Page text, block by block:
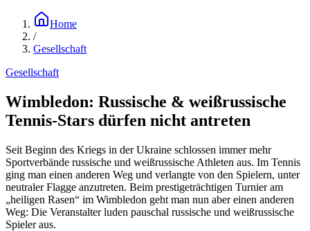
Home
/
Gesellschaft
Gesellschaft
Wimbledon: Russische & weißrussische
Tennis-Stars dürfen nicht antreten
Seit Beginn des Kriegs in der Ukraine schlossen immer mehr
Sportverbände russische und weißrussische Athleten aus. Im Tennis
ging man einen anderen Weg und verlangte von den Spielern, unter
neutraler Flagge anzutreten. Beim prestigeträchtigen Turnier am
„heiligen Rasen“ im Wimbledon geht man nun aber einen anderen
Weg: Die Veranstalter luden pauschal russische und weißrussische
Spieler aus.